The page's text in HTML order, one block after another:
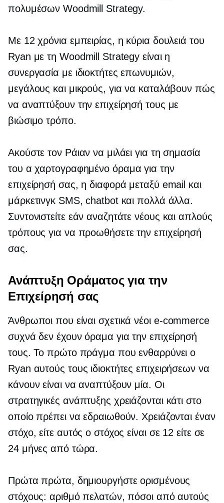
πολυμέσων Woodmill Strategy.
Με 12 χρόνια εμπειρίας, η κύρια δουλειά του
Ryan με τη Woodmill Strategy είναι η
συνεργασία με ιδιοκτήτες επωνυμιών,
μεγάλους και μικρούς, για να καταλάβουν πώς
να αναπτύξουν την επιχείρησή τους με
βιώσιμο τρόπο.
Ακούστε τον Ράιαν να μιλάει για τη σημασία
του αχαρτογραφημένο όραμα για την
επιχείρησή σας, η διαφορά μεταξύ email και
μάρκετινγκ SMS, chatbot και πολλά άλλα.
Συντονιστείτε εάν αναζητάτε νέους και απλούς
τρόπους για να προωθήσετε την επιχείρησή
σας.
Ανάπτυξη Οράματος για την
Επιχείρησή σας
Άνθρωποι που είναι σχετικά νέοι e-commerce
συχνά δεν έχουν όραμα για την επιχείρησή
τους. Το πρώτο πράγμα που ενθαρρύνει ο
Ryan αυτούς τους ιδιοκτήτες επιχειρήσεων να
κάνουν είναι να αναπτύξουν μία. Οι
στρατηγικές ανάπτυξης χρειάζονται κάτι στο
οποίο πρέπει να εδραιωθούν. Χρειάζονται έναν
στόχο, είτε αυτός ο στόχος είναι σε 12 είτε σε
24 μήνες από τώρα.
Πρώτα πρώτα, δημιουργήστε ορισμένους
στόχους: αριθμό πελατών, πόσοι από αυτούς